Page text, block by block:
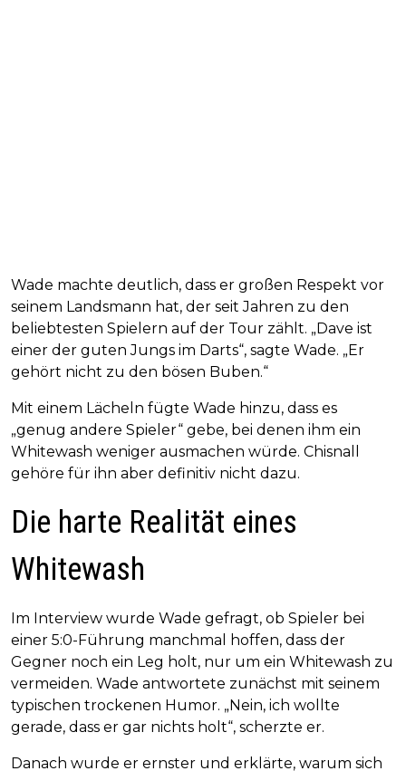
Wade machte deutlich, dass er großen Respekt vor
seinem Landsmann hat, der seit Jahren zu den
beliebtesten Spielern auf der Tour zählt. „Dave ist
einer der guten Jungs im Darts“, sagte Wade. „Er
gehört nicht zu den bösen Buben.“
Mit einem Lächeln fügte Wade hinzu, dass es
„genug andere Spieler“ gebe, bei denen ihm ein
Whitewash weniger ausmachen würde. Chisnall
gehöre für ihn aber definitiv nicht dazu.
Die harte Realität eines
Whitewash
Im Interview wurde Wade gefragt, ob Spieler bei
einer 5:0-Führung manchmal hoffen, dass der
Gegner noch ein Leg holt, nur um ein Whitewash zu
vermeiden. Wade antwortete zunächst mit seinem
typischen trockenen Humor. „Nein, ich wollte
gerade, dass er gar nichts holt“, scherzte er.
Danach wurde er ernster und erklärte, warum sich